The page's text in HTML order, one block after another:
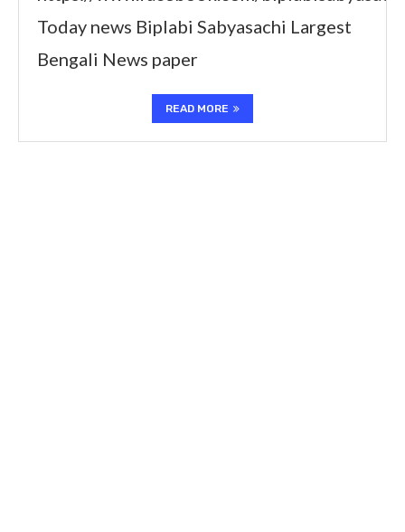
Today news Biplabi Sabyasachi Largest
Bengali News paper
READ MORE